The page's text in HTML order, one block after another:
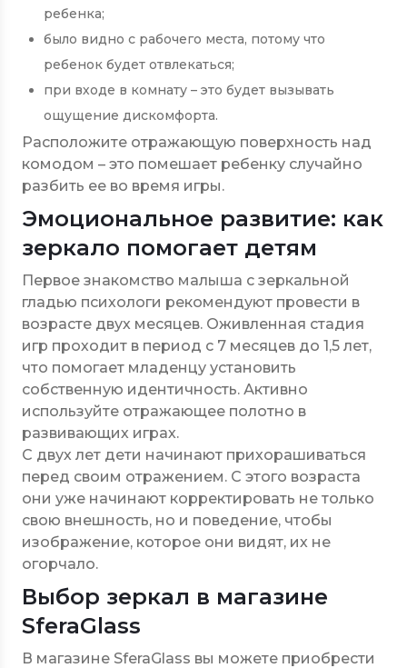
ребенка;
было видно с рабочего места, потому что
ребенок будет отвлекаться;
при входе в комнату – это будет вызывать
ощущение дискомфорта.
Расположите отражающую поверхность над
комодом – это помешает ребенку случайно
разбить ее во время игры.
Эмоциональное развитие: как
зеркало помогает детям
Первое знакомство малыша с зеркальной
гладью психологи рекомендуют провести в
возрасте двух месяцев. Оживленная стадия
игр проходит в период с 7 месяцев до 1,5 лет,
что помогает младенцу установить
собственную идентичность. Активно
используйте отражающее полотно в
развивающих играх.
С двух лет дети начинают прихорашиваться
перед своим отражением. С этого возраста
они уже начинают корректировать не только
свою внешность, но и поведение, чтобы
изображение, которое они видят, их не
огорчало.
Выбор зеркал в магазине
SferaGlass
В магазине SferaGlass вы можете приобрести